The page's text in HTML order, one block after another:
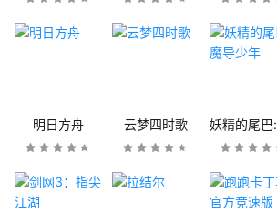
明日方舟 云梦四时歌